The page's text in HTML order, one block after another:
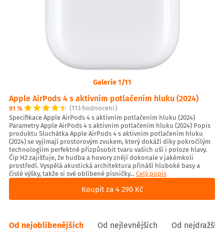
Galerie 1/11
Apple AirPods 4 s aktivním potlačením hluku (2024)
91 %
(113 hodnocení)
Specifikace Apple AirPods 4 s aktivním potlačením hluku (2024)
Parametry Apple AirPods 4 s aktivním potlačením hluku (2024) Popis
produktu Sluchátka Apple AirPods 4 s aktivním potlačením hluku
(2024) se vyjímají prostorovým zvukem, který dokáží díky pokročilým
technologiím perfektně přizpůsobit tvaru vašich uší i poloze hlavy.
Čip H2 zajišťuje, že hudba a hovory znějí dokonale v jakémkoli
prostředí. Vyspělá akustická architektura přináší hluboké basy a
čisté výšky, takže si své oblíbené písničky...Celý popis
Koupit za 4 290 Kč
Od nejoblíbenějších Od nejlevnějších Od